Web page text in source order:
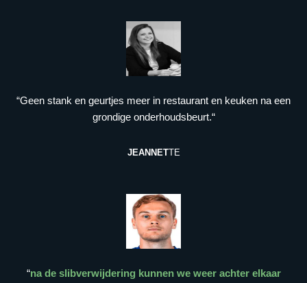
“Geen stank en geurtjes meer in restaurant en keuken na een
grondige onderhoudsbeurt.“
JEANNETTE
“na de slibverwijdering kunnen we weer achter elkaar